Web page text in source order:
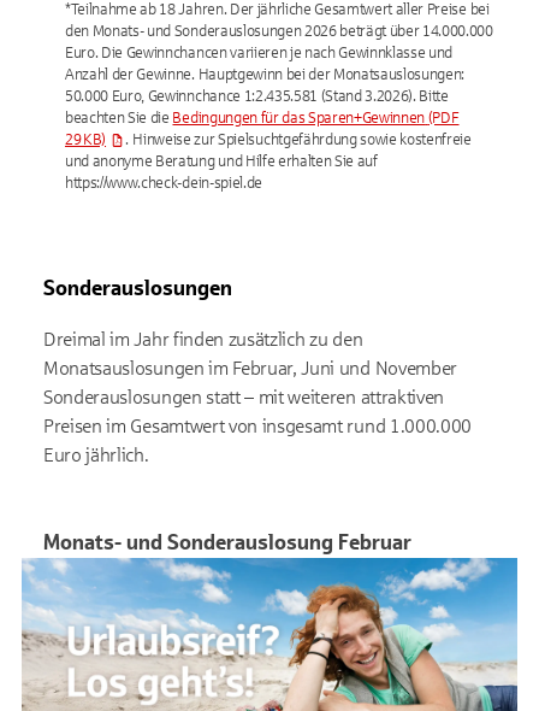
*Teilnahme ab 18 Jahren. Der jährliche Gesamtwert aller Preise bei
den Monats- und Sonderauslosungen 2026 beträgt über 14.000.000
Euro. Die Gewinnchancen variieren je nach Gewinnklasse und
Anzahl der Gewinne. Hauptgewinn bei der Monatsauslosungen:
50.000 Euro, Gewinnchance 1:2.435.581 (Stand 3.2026). Bitte
beachten Sie die Bedingungen für das Sparen+Gewinnen (PDF
29 KB)
. Hinweise zur Spielsuchtgefährdung sowie kostenfreie
und anonyme Beratung und Hilfe erhalten Sie auf
https://www.check-dein-spiel.de
Sonderauslosungen
Dreimal im Jahr finden zusätzlich zu den
Monatsauslosungen im Februar, Juni und November
Sonderauslosungen statt – mit weiteren attraktiven
Preisen im Gesamtwert von insgesamt rund 1.000.000
Euro jährlich.
Monats- und Sonderauslosung Februar